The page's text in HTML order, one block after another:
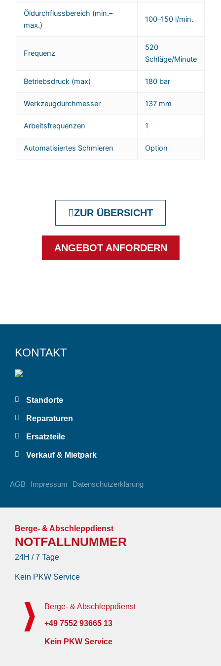
Öldurchflussbereich (min.–
max.)
100–150 l/min.
Frequenz
520
Schläge/Minute
Betriebsdruck (max) 180 bar
Werkzeugdurchmesser 137 mm
Arbeitsfrequenzen 1
Automatisiertes Schmieren Option
ZUR ÜBERSICHT
ANGEBOT ANFORDERN
KONTAKT
Standorte
Reparaturen
Ersatzteile
Verkauf & Mietpark
AGB Impressum Datenschutzerklärung
Berge- & Abschleppdienst
NOTFALLNUMMER
24H / 7 Tage
Kein PKW Service
Berge- & Abschleppdienst
+49 7552 93665 13
Kein PKW Service